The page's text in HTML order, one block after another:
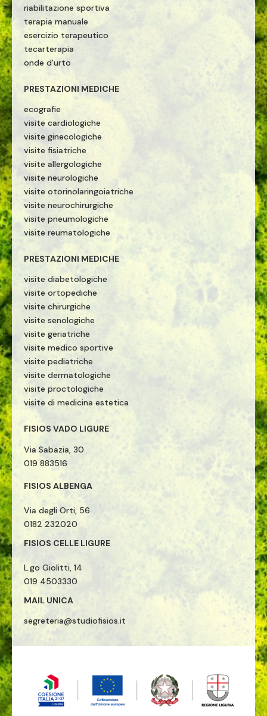
riabilitazione sportiva
terapia manuale
esercizio terapeutico
tecarterapia
onde d'urto
PRESTAZIONI MEDICHE
ecografie
visite cardiologiche
visite ginecologiche
visite fisiatriche
visite allergologiche
visite neurologiche
visite otorinolaringoiatriche
visite neurochirurgiche
visite pneumologiche
visite reumatologiche
PRESTAZIONI MEDICHE
visite diabetologiche
visite ortopediche
visite chirurgiche
visite senologiche
visite geriatriche
visite medico sportive
visite pediatriche
visite dermatologiche
visite proctologiche
visite di medicina estetica
FISIOS VADO LIGURE
Via Sabazia, 30
019 883516
FISIOS ALBENGA
Via degli Orti, 56
0182 232020
FISIOS CELLE LIGURE
L.go Giolitti, 14
019 4503330
MAIL UNICA
segreteria@studiofisios.it